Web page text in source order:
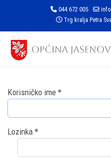
044 672 005
Trg kralja Petra
Korisničko ime *
Lozinka *